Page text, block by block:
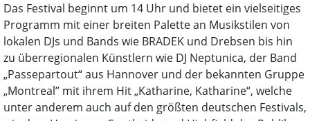
Das Festival beginnt um 14 Uhr und bietet ein vielseitiges
Programm mit einer breiten Palette an Musikstilen von
lokalen DJs und Bands wie BRADEK und Drebsen bis hin
zu überregionalen Künstlern wie DJ Neptunica, der Band
„Passepartout“ aus Hannover und der bekannten Gruppe
„Montreal” mit ihrem Hit „Katharine, Katharine“, welche
unter anderem auch auf den größten deutschen Festivals,